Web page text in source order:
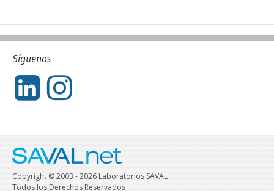
Síguenos
Copyright © 2003 - 2026 Laboratorios SAVAL
Todos los Derechos Reservados